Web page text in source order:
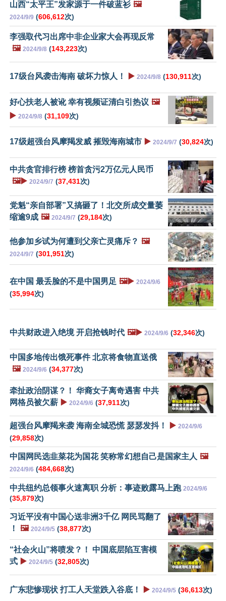
山西“太平王”发家源于一件破蓝衫 🖼️
2024/9/9 (606,612次)
李强取代习出席中非企业家大会再现反常
🖼️ 2024/9/8 (143,223次)
17级台风袭击海南 破坏力惊人！ ▶️ 2024/9/8 (130,911次)
好心扶老人被讹 幸有视频证清白引热议 🖼️
▶️ 2024/9/8 (31,109次)
17级超强台风摩羯发威 摧毁海南城市 ▶️ 2024/9/7 (30,824次)
中共贪官排行榜 榜首贪污2万亿元人民币
🖼️▶️ 2024/9/7 (37,431次)
党魁“亲自部署”又搞砸了！北交所成交量萎
缩逾9成 🖼️ 2024/9/7 (29,184次)
他参加乡试为何遭到父亲亡灵痛斥？ 🖼️
2024/9/7 (301,951次)
在中国 最丢脸的不是中国男足 🖼️▶️ 2024/9/6
(35,994次)
中共财政进入绝境 开启抢钱时代 🖼️▶️ 2024/9/6 (32,346次)
中国多地传出饿死事件 北京将食物直送俄
🖼️ 2024/9/6 (34,377次)
牵扯政治阴谋？！ 华裔女子离奇遇害 中共
网格员被欠薪 ▶️ 2024/9/6 (37,911次)
超强台风摩羯来袭 海南全城恐慌 瑟瑟发抖！ ▶️ 2024/9/6
(29,858次)
中国网民选韭菜花为国花 笑称常幻想自己是国家主人 🖼️
2024/9/6 (484,668次)
中共纽约总领事火速离职 分析：事迹败露马上跑 2024/9/6
(35,879次)
习近平没有中国心送非洲3千亿 网民骂翻了
！
🖼️ 2024/9/5 (38,877次)
“社会火山”将喷发？！ 中国底层陷互害模
式 ▶️ 2024/9/5 (32,805次)
广东悲惨现状 打工人天堂跌入谷底！ ▶️ 2024/9/5 (36,613次)